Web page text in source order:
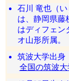
石川 竜也（い
は、静岡県藤
はディフェン
オ山形所属。
筑波大学出
全国の筑波